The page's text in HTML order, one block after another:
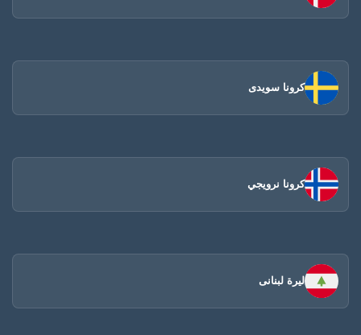
كرونا سويدى
كرونا نرويجي
ليرة لبنانى